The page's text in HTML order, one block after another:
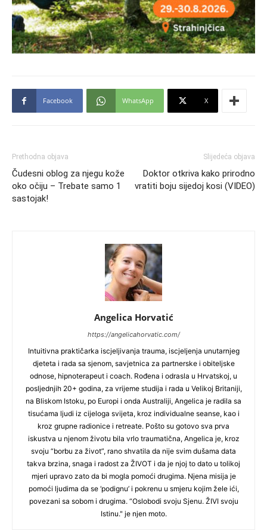
Facebook WhatsApp X
Prethodna objava
Čudesni oblog za njegu kože
oko očiju – Trebate samo 1
sastojak!
Slijedeća objava
Doktor otkriva kako prirodno
vratiti boju sijedoj kosi (VIDEO)
Angelica Horvatić
https://angelicahorvatic.com/
Intuitivna praktičarka iscjeljivanja trauma, iscjeljenja unutarnjeg
djeteta i rada sa sjenom, savjetnica za partnerske i obiteljske
odnose, hipnoterapeut i coach. Rođena i odrasla u Hrvatskoj, u
posljednjih 20+ godina, za vrijeme studija i rada u Velikoj Britaniji,
na Bliskom Istoku, po Europi i onda Australiji, Angelica je radila sa
tisućama ljudi iz cijeloga svijeta, kroz individualne seanse, kao i
kroz grupne radionice i retreate. Pošto su gotovo sva prva
iskustva u njenom životu bila vrlo traumatična, Angelica je, kroz
svoju “borbu za život”, rano shvatila da nije svim dušama data
takva brzina, snaga i radost za ŽIVOT i da je njoj to dato u tolikoj
mjeri upravo zato da bi mogla pomoći drugima. Njena misija je
pomoći ljudima da se ‘podignu’ i pokrenu u smjeru kojim žele ići,
povezani sa sobom i drugima. “Oslobodi svoju Sjenu. ŽIVI svoju
Istinu." je njen moto.